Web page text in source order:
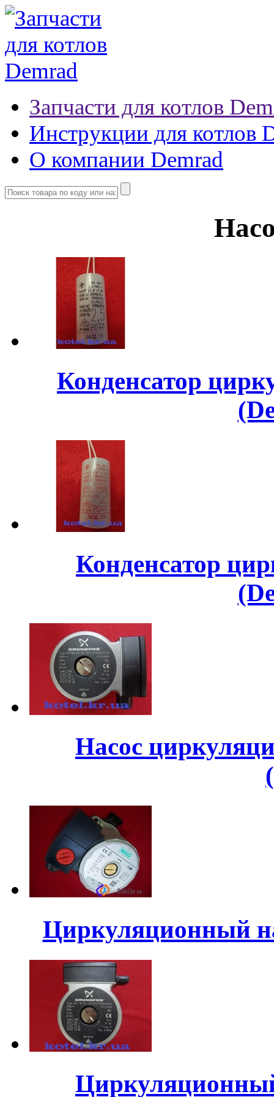
Запчасти для котлов
Инструкции для котлов
О компании Demrad
Конденсатор
Конденсатор
Насос
Циркуляционный